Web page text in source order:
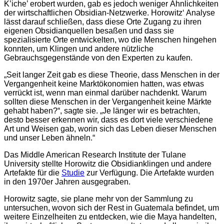
K’iche’ erobert wurden, gab es jedoch weniger Ähnlichkeiten
der wirtschaftlichen Obsidian-Netzwerke. Horowitz‘ Analyse
lässt darauf schließen, dass diese Orte Zugang zu ihren
eigenen Obsidianquellen besaßen und dass sie
spezialisierte Orte entwickelten, wo die Menschen hingehen
konnten, um Klingen und andere nützliche
Gebrauchsgegenstände von den Experten zu kaufen.
„Seit langer Zeit gab es diese Theorie, dass Menschen in der
Vergangenheit keine Marktökonomien hatten, was etwas
verrückt ist, wenn man einmal darüber nachdenkt. Warum
sollten diese Menschen in der Vergangenheit keine Märkte
gehabt haben?“, sagte sie. „Je länger wir es betrachten,
desto besser erkennen wir, dass es dort viele verschiedene
Art und Weisen gab, worin sich das Leben dieser Menschen
und unser Leben ähneln.“
Das Middle American Research Institute der Tulane
University stellte Horowitz die Obsidianklingen und andere
Artefakte für die Studie zur Verfügung. Die Artefakte wurden
in den 1970er Jahren ausgegraben.
Horowitz sagte, sie plane mehr von der Sammlung zu
untersuchen, wovon sich der Rest in Guatemala befindet, um
weitere Einzelheiten zu entdecken, wie die Maya handelten,